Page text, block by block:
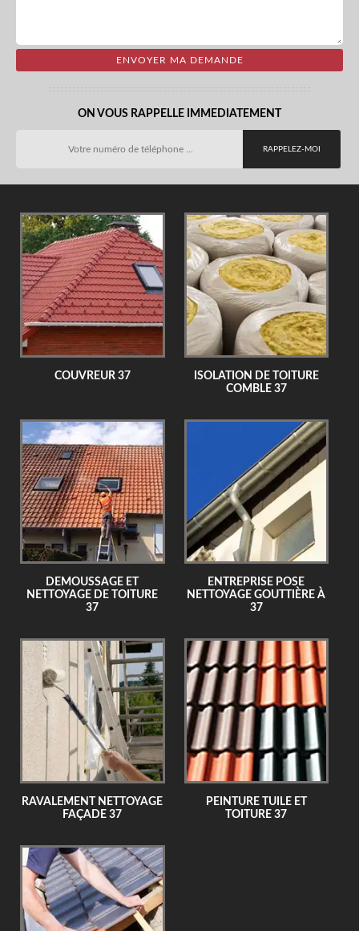
ON VOUS RAPPELLE IMMEDIATEMENT
COUVREUR 37
ISOLATION DE TOITURE
COMBLE 37
DEMOUSSAGE ET
NETTOYAGE DE TOITURE
37
ENTREPRISE POSE
NETTOYAGE GOUTTIÈRE À
37
RAVALEMENT NETTOYAGE
FAÇADE 37
PEINTURE TUILE ET
TOITURE 37